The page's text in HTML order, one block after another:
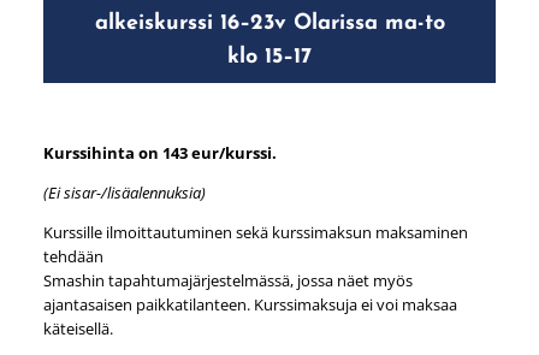
alkeiskurssi 16–23v Olarissa ma-to
klo 15–17
Kurssihinta on 143 eur/kurssi.
(Ei sisar-/lisäalennuksia)
Kurssille ilmoittautuminen sekä kurssimaksun maksaminen
tehdään
Smashin tapahtumajärjestelmässä, jossa näet myös
ajantasaisen paikkatilanteen. Kurssimaksuja ei voi maksaa
käteisellä.